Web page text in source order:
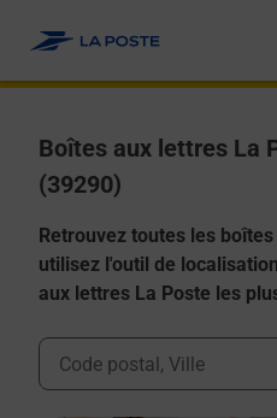
Boîtes aux lettres La
(39290)
Retrouvez toutes les
utilisez l'outil de
aux lettres La Poste les
Ville, Département, Code